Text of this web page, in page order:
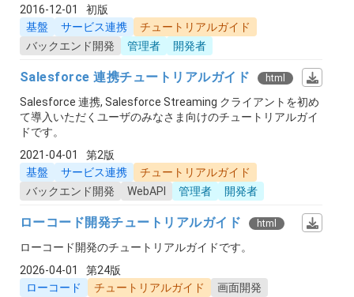
2016-12-01
初版
基盤
サービス連携
チュートリアルガイド
バックエンド開発
管理者 開発者
Salesforce 連携チュートリアルガイド html
Salesforce 連携, Salesforce Streaming クライアントを初め
て導入いただくユーザのみなさま向けのチュートリアルガイ
ドです。
2021-04-01
第2版
基盤
サービス連携
チュートリアルガイド
バックエンド開発
WebAPI 管理者 開発者
ローコード開発チュートリアルガイド html
ローコード開発のチュートリアルガイドです。
2026-04-01
第24版
ローコード
チュートリアルガイド
画面開発